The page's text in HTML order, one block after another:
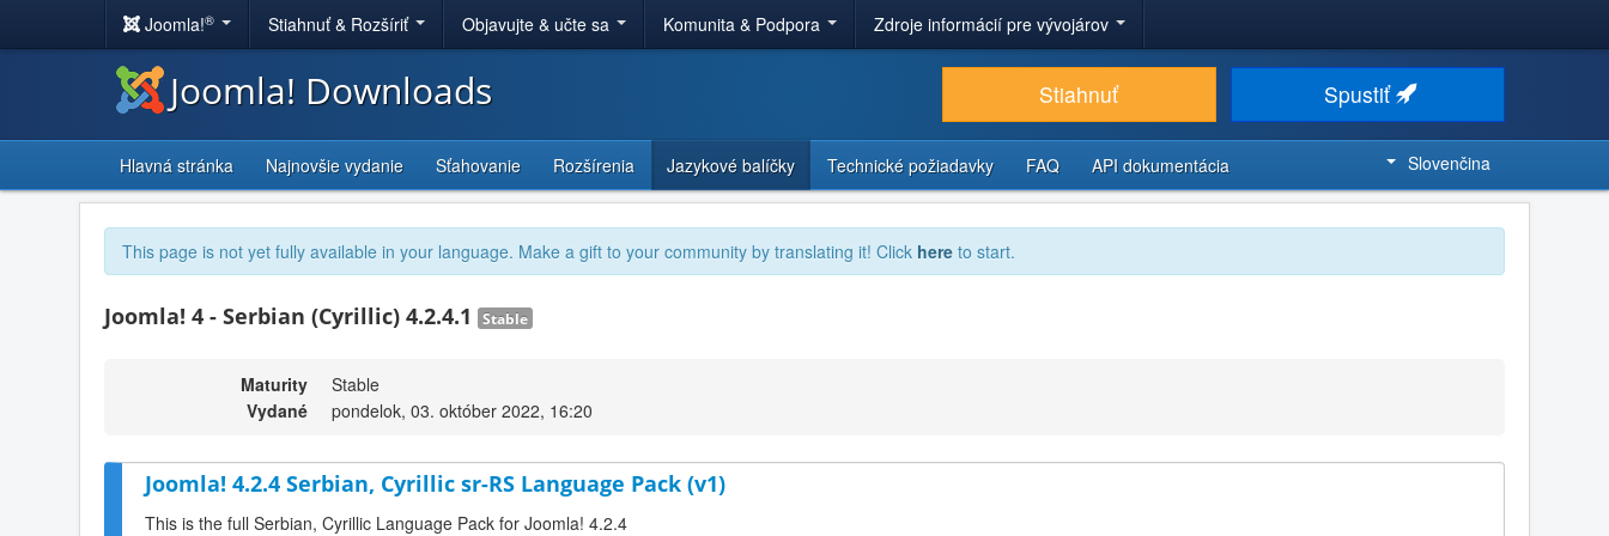
Joomla!® Stiahnuť & Rozšíriť Objavujte & učte sa Komunita & Podpora Zdroje informácií pre vývojárov
Joomla! Downloads Stiahnuť Spustiť
Hlavná stránka Najnovšie vydanie Sťahovanie Rozšírenia Jazykové balíčky Technické požiadavky FAQ API dokumentácia Slovenčina
This page is not yet fully available in your language. Make a gift to your community by translating it! Click here to start.
Joomla! 4 - Serbian (Cyrillic) 4.2.4.1 Stable
Maturity
Stable
Vydané
pondelok, 03. október 2022, 16:20
Joomla! 4.2.4 Serbian, Cyrillic sr-RS Language Pack (v1)
This is the full Serbian, Cyrillic Language Pack for Joomla! 4.2.4